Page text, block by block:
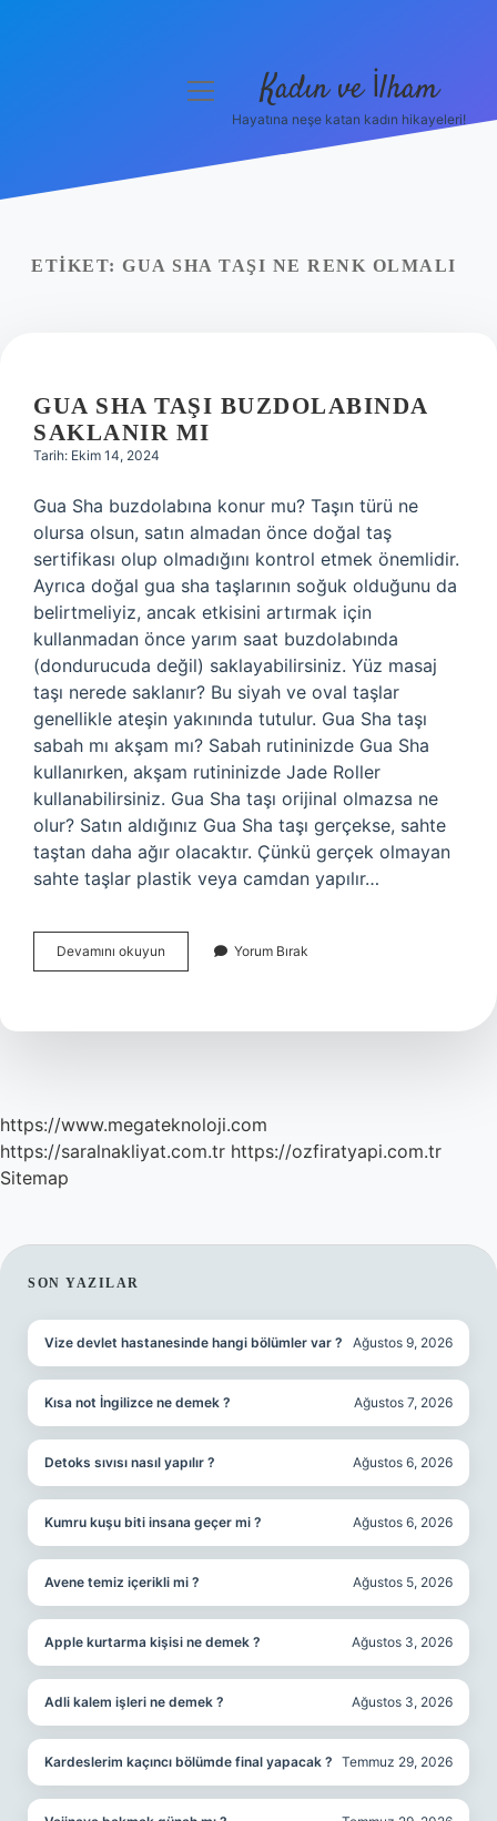
Yasal Uyarı
menüyü
Kadın ve İlham
Hayatına neşe katan kadın hikayeleri!
ETIKET: GUA SHA TAŞI NE RENK OLMALI
GUA SHA TAŞI BUZDOLABINDA
SAKLANIR MI
Tarih: Ekim 14, 2024
Gua Sha buzdolabına konur mu? Taşın türü ne
olursa olsun, satın almadan önce doğal taş
sertifikası olup olmadığını kontrol etmek önemlidir.
Ayrıca doğal gua sha taşlarının soğuk olduğunu da
belirtmeliyiz, ancak etkisini artırmak için
kullanmadan önce yarım saat buzdolabında
(dondurucuda değil) saklayabilirsiniz. Yüz masaj
taşı nerede saklanır? Bu siyah ve oval taşlar
genellikle ateşin yakınında tutulur. Gua Sha taşı
sabah mı akşam mı? Sabah rutininizde Gua Sha
kullanırken, akşam rutininizde Jade Roller
kullanabilirsiniz. Gua Sha taşı orijinal olmazsa ne
olur? Satın aldığınız Gua Sha taşı gerçekse, sahte
taştan daha ağır olacaktır. Çünkü gerçek olmayan
sahte taşlar plastik veya camdan yapılır…
Devamını okuyun
Sha
Saklanır
Yorum Bırak
https://www.megateknoloji.com
https://saralnakliyat.com.tr https://ozfiratyapi.com.tr
Sitemap
SIDEBAR
SON YAZILAR
Vize devlet hastanesinde hangi bölümler var ? Ağustos 9, 2026
Kısa not İngilizce ne demek ? Ağustos 7, 2026
Detoks sıvısı nasıl yapılır ? Ağustos 6, 2026
Kumru kuşu biti insana geçer mi ? Ağustos 6, 2026
Avene temiz içerikli mi ? Ağustos 5, 2026
Apple kurtarma kişisi ne demek ? Ağustos 3, 2026
Adli kalem işleri ne demek ? Ağustos 3, 2026
Kardeslerim kaçıncı bölümde final yapacak ? Temmuz 29, 2026